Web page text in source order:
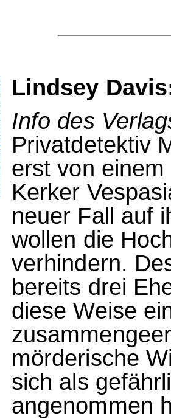
Lindsey
Info des
Privatdetektiv
erst von
Kerker
neuer Fall auf
wollen die
verhindern.
bereits drei
diese Weise
mörderische
sich als
angenommen